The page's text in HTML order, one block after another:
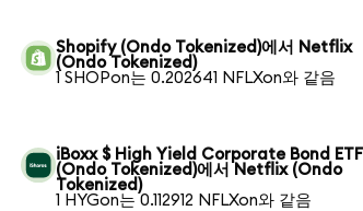
Shopify (Ondo Tokenized)에서 Netflix
(Ondo Tokenized)
1 SHOPon는 0.202641 NFLXon와 같음
iBoxx $ High Yield Corporate Bond ETF
(Ondo Tokenized)에서 Netflix (Ondo
Tokenized)
1 HYGon는 0.112912 NFLXon와 같음